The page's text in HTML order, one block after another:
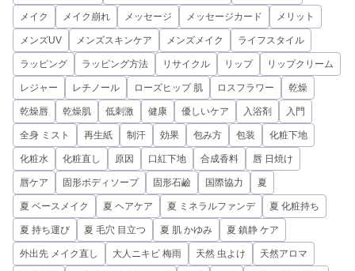
メイク メイク崩れ メッセージ メッセージカード メリット
メンズUV メンズスキンケア メンズメイク ライフスタイル
ラッピング ラッピング方法 リサイクル リップ リップクリーム
レジャー レチノール ローズヒップ 肌 ロスフラワー 乾燥
乾燥唇 乾燥肌 低刺激 健康 優しいケア 入浴剤 入門
全身 ミスト 再生紙 制汗 効果 包み方 包装 化粧下地
化粧水 化粧直し 原因 口紅下地 合成香料 唇 日焼け
唇ケア 固形ボディソープ 固形石鹼 国際協力 夏
夏 ベースメイク 夏 ヘアケア 夏 ミネラルファンデ 夏 化粧持ち
夏 持ち運び 夏 毛穴 目立つ 夏 肌 かゆみ 夏 鎮静 ケア
外出先 メイク直し 大人ニキビ 梅雨 天然 虫よけ 天然アロマ